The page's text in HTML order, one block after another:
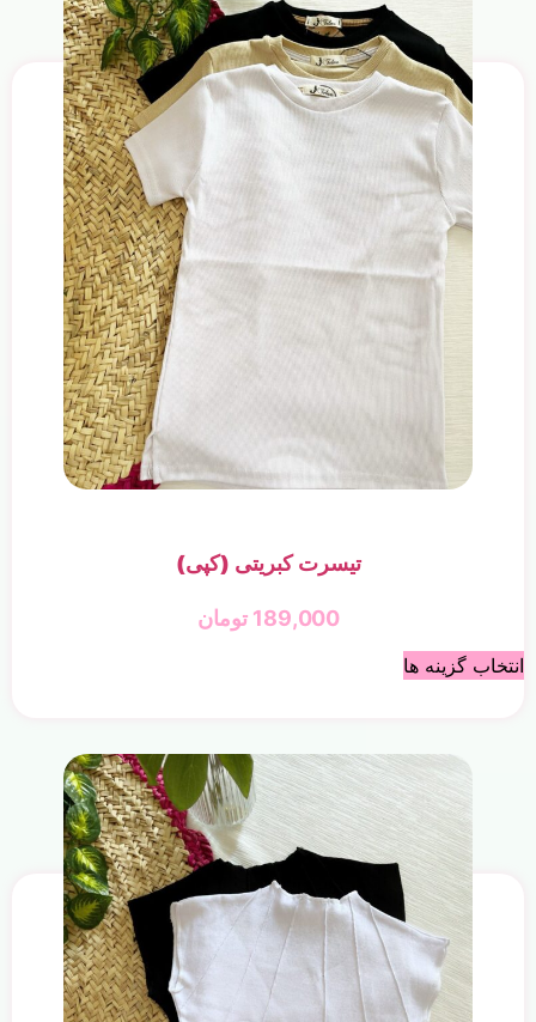
تیسرت کبریتی (کپی)
189,000 تومان
انتخاب گزینه ها